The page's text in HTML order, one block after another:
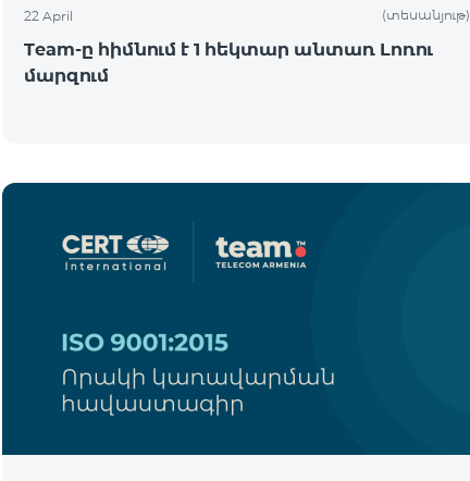
22 April (տեսանյութ)
Team-ը հիմնում է 1 հեկտար անտառ Լոռու
մարզում